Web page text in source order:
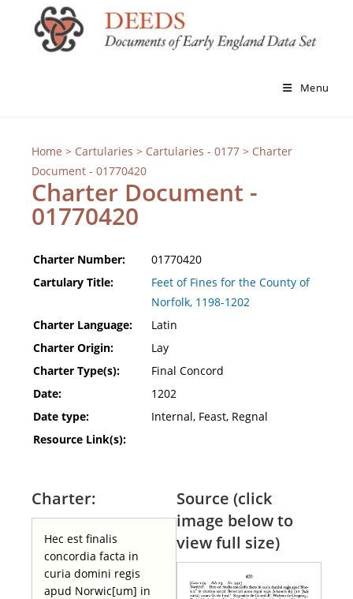
Menu
Home > Cartularies > Cartularies - 0177> Charter
Document - 01770420
Charter Document -
01770420
Charter Number:
01770420
Cartulary Title:
Feet of Fines for the County of
Norfolk, 1198-1202
Charter Language:
Latin
Charter Origin:
Lay
Charter Type(s):
Final Concord
Date:
1202
Date type:
Internal, Feast, Regnal
Resource Link(s):
Charter:
Hec est finalis
concordia facta in
curia domini regis
apud Norwic[um] in
Source (click
image below to
view full size)